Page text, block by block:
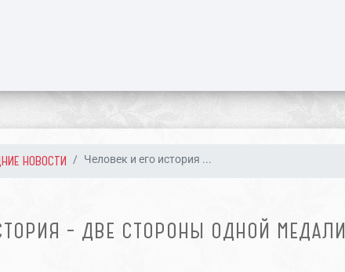
НОВОСТИ Человек и его история ...
– ДВЕ СТОРОНЫ ОДНОЙ МЕДАЛИ